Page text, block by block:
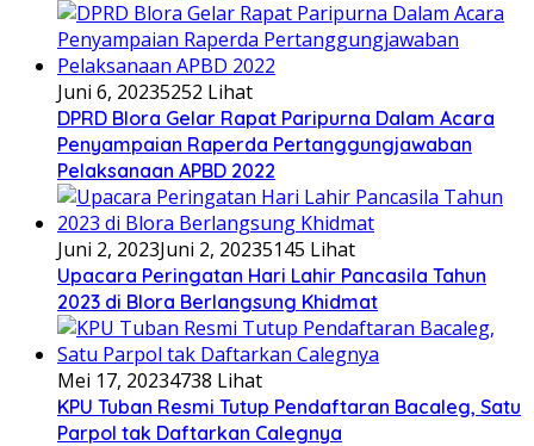
Juni 6, 20235252 Lihat
DPRD Blora Gelar Rapat Paripurna Dalam Acara
Penyampaian Raperda Pertanggungjawaban
Pelaksanaan APBD 2022
Juni 2, 2023Juni 2, 20235145 Lihat
Upacara Peringatan Hari Lahir Pancasila Tahun
2023 di Blora Berlangsung Khidmat
Mei 17, 20234738 Lihat
KPU Tuban Resmi Tutup Pendaftaran Bacaleg, Satu
Parpol tak Daftarkan Calegnya